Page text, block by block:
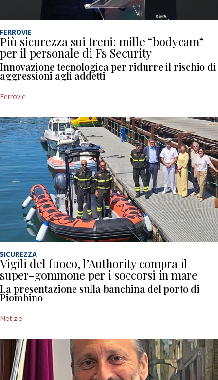
FERROVIE
Più sicurezza sui treni: mille “bodycam”
per il personale di Fs Security
Innovazione tecnologica per ridurre il rischio di
aggressioni agli addetti
Ferrovie
SICUREZZA
Vigili del fuoco, l’Authority compra il
super-gommone per i soccorsi in mare
La presentazione sulla banchina del porto di
Piombino
Notizie